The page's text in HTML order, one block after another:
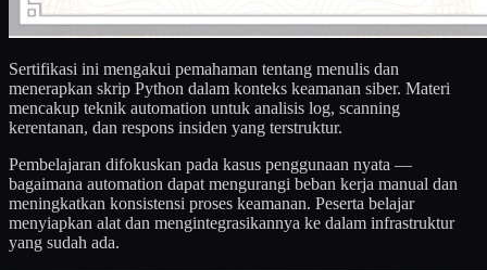
Sertifikasi ini mengakui pemahaman tentang menulis dan
menerapkan skrip Python dalam konteks keamanan siber. Materi
mencakup teknik automation untuk analisis log, scanning
kerentanan, dan respons insiden yang terstruktur.
Pembelajaran difokuskan pada kasus penggunaan nyata —
bagaimana automation dapat mengurangi beban kerja manual dan
meningkatkan konsistensi proses keamanan. Peserta belajar
menyiapkan alat dan mengintegrasikannya ke dalam infrastruktur
yang sudah ada.